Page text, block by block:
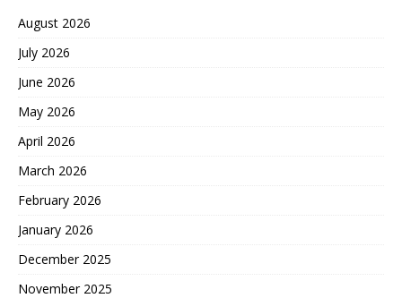
August 2026
July 2026
June 2026
May 2026
April 2026
March 2026
February 2026
January 2026
December 2025
November 2025